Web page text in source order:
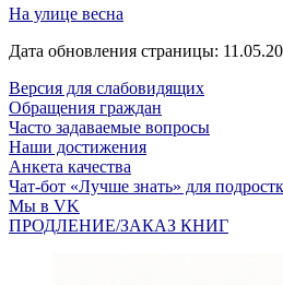
На улице весна
Дата обновления страницы:
Версия для слабовидящих
Обращения граждан
Часто задаваемые вопросы
Наши достижения
Анкета качества
Чат-бот «Лучше знать» для
Мы в VK
ПРОДЛЕНИЕ/ЗАКАЗ КНИГ